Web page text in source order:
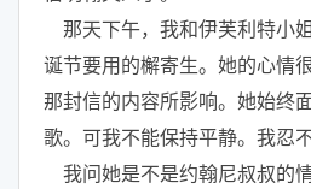
那天下午，我和伊芙利特小
诞节要用的檞寄生。她的心情
那封信的内容所影响。她始终
歌。可我不能保持平静。我忍
我问她是不是约翰尼叔叔的情